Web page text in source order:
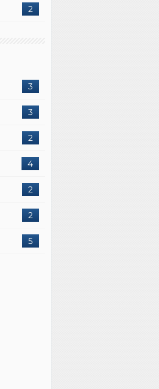
2
3
3
2
4
2
2
5